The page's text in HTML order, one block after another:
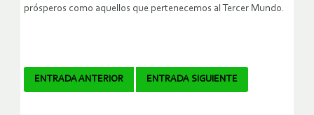
prósperos como aquellos que pertenecemos al Tercer Mundo.
Navegador
ENTRADA ANTERIOR ENTRADA SIGUIENTE